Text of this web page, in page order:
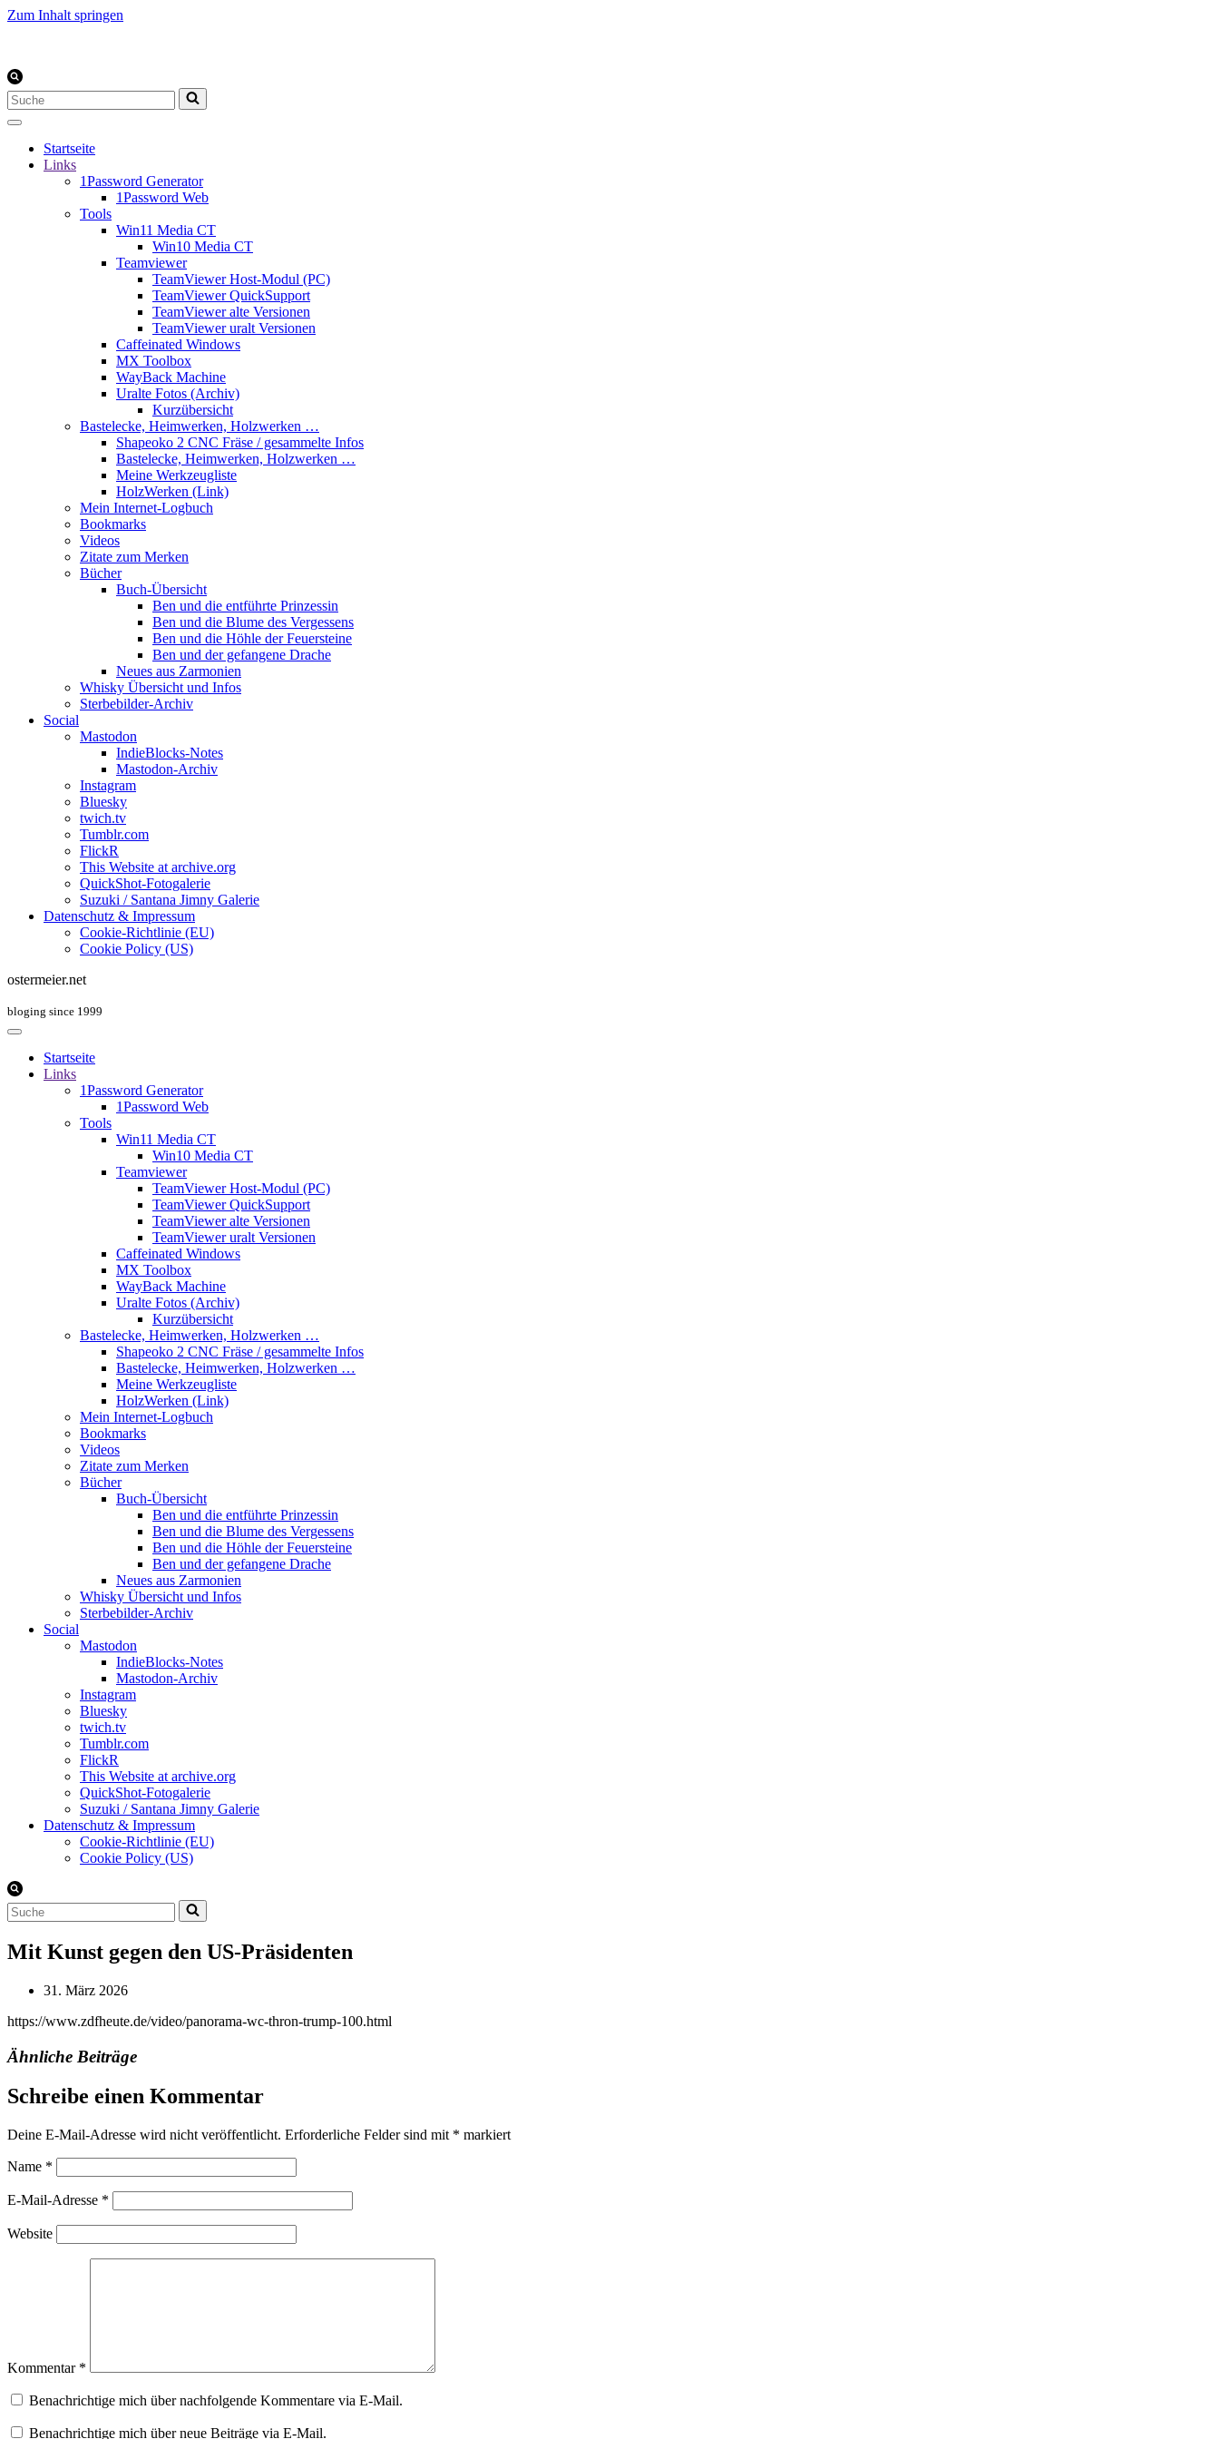
Zum Inhalt springen
Suchen
nach …
Startseite
Links
1Password Generator
1Password Web
Tools
Win11 Media CT
Win10 Media CT
Teamviewer
TeamViewer Host-Modul (PC)
TeamViewer QuickSupport
TeamViewer alte Versionen
TeamViewer uralt Versionen
Caffeinated Windows
MX Toolbox
WayBack Machine
Uralte Fotos (Archiv)
Kurzübersicht
Bastelecke, Heimwerken, Holzwerken …
Shapeoko 2 CNC Fräse / gesammelte Infos
Bastelecke, Heimwerken, Holzwerken …
Meine Werkzeugliste
HolzWerken (Link)
Mein Internet-Logbuch
Bookmarks
Videos
Zitate zum Merken
Bücher
Buch-Übersicht
Ben und die entführte Prinzessin
Ben und die Blume des Vergessens
Ben und die Höhle der Feuersteine
Ben und der gefangene Drache
Neues aus Zarmonien
Whisky Übersicht und Infos
Sterbebilder-Archiv
Social
Mastodon
IndieBlocks-Notes
Mastodon-Archiv
Instagram
Bluesky
twich.tv
Tumblr.com
FlickR
This Website at archive.org
QuickShot-Fotogalerie
Suzuki / Santana Jimny Galerie
Datenschutz & Impressum
Cookie-Richtlinie (EU)
Cookie Policy (US)
ostermeier.net
bloging since 1999
Startseite
Links
1Password Generator
1Password Web
Tools
Win11 Media CT
Win10 Media CT
Teamviewer
TeamViewer Host-Modul (PC)
TeamViewer QuickSupport
TeamViewer alte Versionen
TeamViewer uralt Versionen
Caffeinated Windows
MX Toolbox
WayBack Machine
Uralte Fotos (Archiv)
Kurzübersicht
Bastelecke, Heimwerken, Holzwerken …
Shapeoko 2 CNC Fräse / gesammelte Infos
Bastelecke, Heimwerken, Holzwerken …
Meine Werkzeugliste
HolzWerken (Link)
Mein Internet-Logbuch
Bookmarks
Videos
Zitate zum Merken
Bücher
Buch-Übersicht
Ben und die entführte Prinzessin
Ben und die Blume des Vergessens
Ben und die Höhle der Feuersteine
Ben und der gefangene Drache
Neues aus Zarmonien
Whisky Übersicht und Infos
Sterbebilder-Archiv
Social
Mastodon
IndieBlocks-Notes
Mastodon-Archiv
Instagram
Bluesky
twich.tv
Tumblr.com
FlickR
This Website at archive.org
QuickShot-Fotogalerie
Suzuki / Santana Jimny Galerie
Datenschutz & Impressum
Cookie-Richtlinie (EU)
Cookie Policy (US)
Suchen
nach …
Mit Kunst gegen den US-Präsidenten
31. März 2026
https://www.zdfheute.de/video/panorama-wc-thron-trump-100.html
Ähnliche Beiträge
Schreibe einen Kommentar
Deine E-Mail-Adresse wird nicht veröffentlicht. Erforderliche Felder sind mit * markiert
Name *
E-Mail-Adresse *
Website
Kommentar *
Benachrichtige mich über nachfolgende Kommentare via E-Mail.
Benachrichtige mich über neue Beiträge via E-Mail.